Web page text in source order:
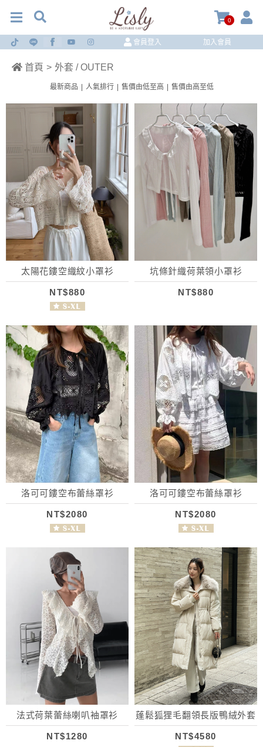
0
會員登入 加入會員
首頁 > 外套 / OUTER
最新商品 人氣排行 售價由低至高 售價由高至低
太陽花鏤空織紋小罩衫
NT$880
坑條針織荷葉領小罩衫
NT$880
洛可可鏤空布蕾絲罩衫
NT$2080
洛可可鏤空布蕾絲罩衫
NT$2080
法式荷葉蕾絲喇叭袖罩衫
NT$1280
蓬鬆狐狸毛翻領長版鴨絨外套
NT$4580